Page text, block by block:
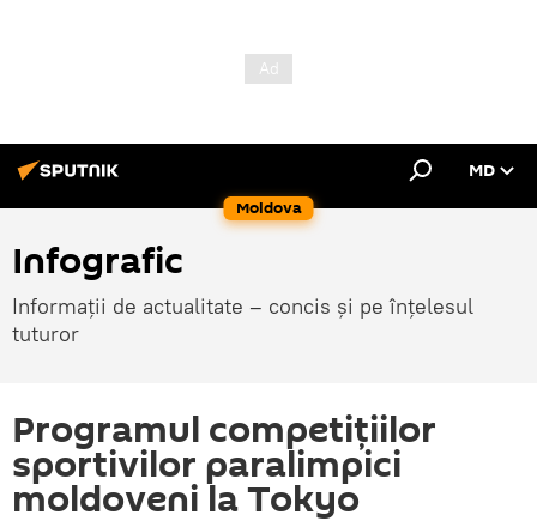
Moldova
MD
Infografic
Informații de actualitate – concis și pe înțelesul
tuturor
Programul competițiilor
sportivilor paralimpici
moldoveni la Tokyo